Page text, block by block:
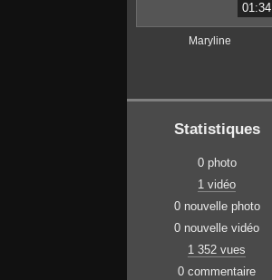
01:34
Maryline
Statistiques
0 photo
1 vidéo
0 nouvelle photo
0 nouvelle vidéo
1 352 vues
0 commentaire